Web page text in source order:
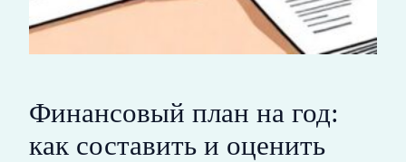
Финансовый план на год:
как составить и оценить